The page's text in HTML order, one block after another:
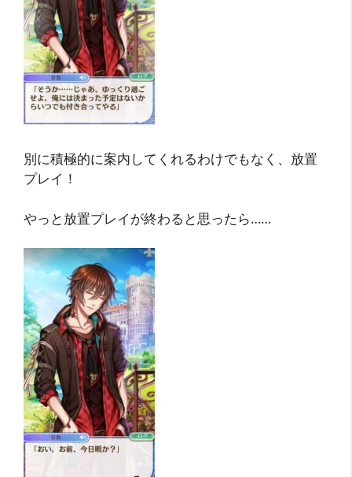
別に積極的に案内してくれるわけでもなく、放置
プレイ！
やっと放置プレイが終わると思ったら……